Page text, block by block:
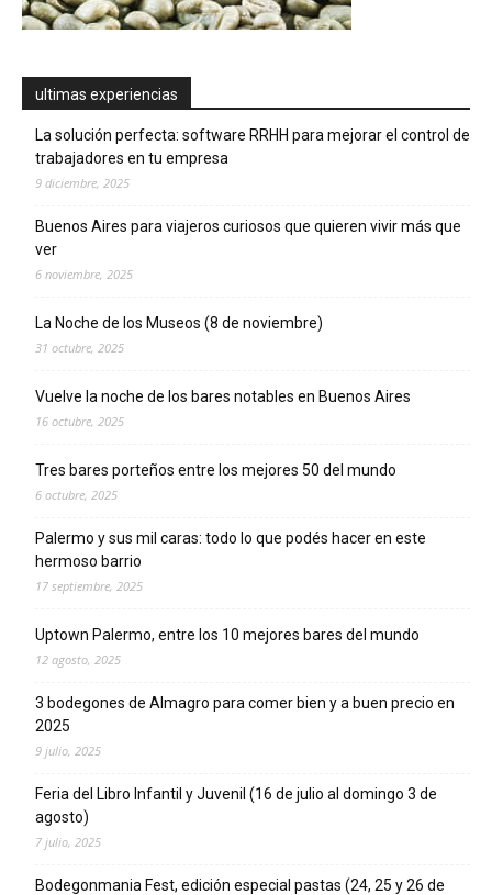
ultimas experiencias
La solución perfecta: software RRHH para mejorar el control de
trabajadores en tu empresa
9 diciembre, 2025
Buenos Aires para viajeros curiosos que quieren vivir más que
ver
6 noviembre, 2025
La Noche de los Museos (8 de noviembre)
31 octubre, 2025
Vuelve la noche de los bares notables en Buenos Aires
16 octubre, 2025
Tres bares porteños entre los mejores 50 del mundo
6 octubre, 2025
Palermo y sus mil caras: todo lo que podés hacer en este
hermoso barrio
17 septiembre, 2025
Uptown Palermo, entre los 10 mejores bares del mundo
12 agosto, 2025
3 bodegones de Almagro para comer bien y a buen precio en
2025
9 julio, 2025
Feria del Libro Infantil y Juvenil (16 de julio al domingo 3 de
agosto)
7 julio, 2025
Bodegonmania Fest, edición especial pastas (24, 25 y 26 de